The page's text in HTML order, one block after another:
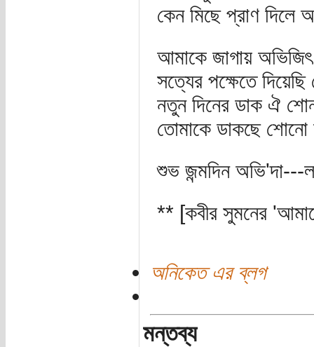
কেন মিছে প্রাণ দিলে
আমাকে জাগায় অভিজিৎ
সত্যের পক্ষেতে
নতুন দিনের ডাক ঐ
তোমাকে ডাকছে
শুভ জন্মদিন অভি'দা---
** [কবীর সুমনের
অনিকেত এর ব্লগ
মন্তব্য